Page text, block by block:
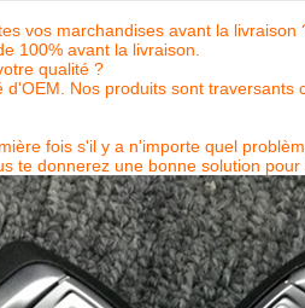
vos marchandises avant la livraison
100% avant la livraison.
qualité ?
d'OEM. Nos produits sont
fois s'il y a n'importe quel
te donnerez une bonne solution pour